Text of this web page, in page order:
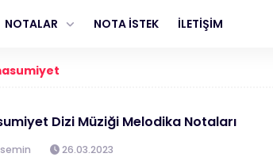
NOTALAR NOTA İSTEK İLETİŞİM
Dizi Müziği Melodika Notaları
26.03.2023